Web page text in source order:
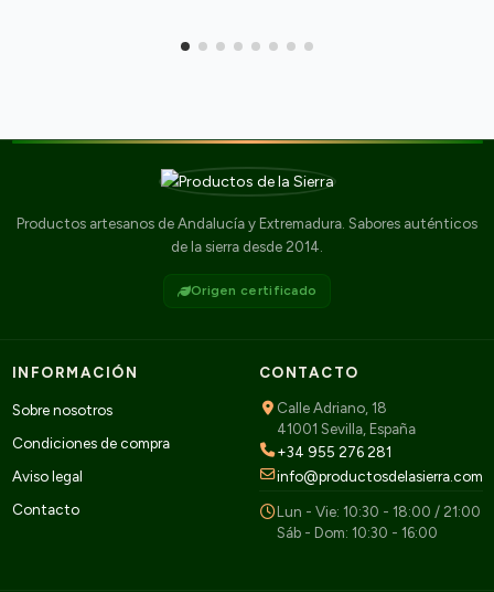
Productos artesanos de Andalucía y Extremadura. Sabores auténticos
de la sierra desde 2014.
Origen certificado
INFORMACIÓN
Sobre nosotros
Condiciones de compra
Aviso legal
Contacto
CONTACTO
Calle Adriano, 18
41001 Sevilla, España
+34 955 276 281
info@productosdelasierra.com
Lun - Vie: 10:30 - 18:00 / 21:00
Sáb - Dom: 10:30 - 16:00